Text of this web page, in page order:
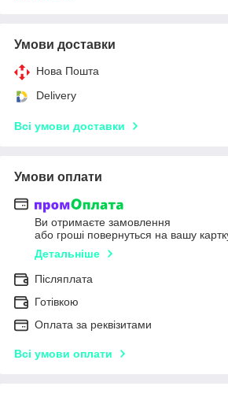
Умови доставки
Нова Пошта
Delivery
Всі умови доставки
Умови оплати
Ви отримаєте замовлення
або гроші повернуться на вашу
Детальніше
Післяплата
Готівкою
Оплата за реквізитами
Всі умови оплати